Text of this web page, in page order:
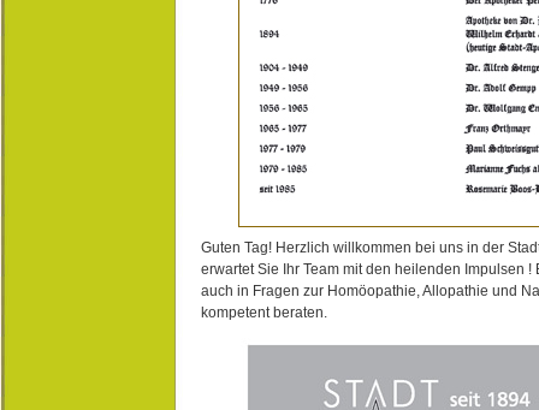
Guten Tag! Herzlich willkommen bei uns in der
erwartet Sie Ihr Team mit den heilenden Impulsen !
auch in Fragen zur Homöopathie, Allopathie und
kompetent beraten.